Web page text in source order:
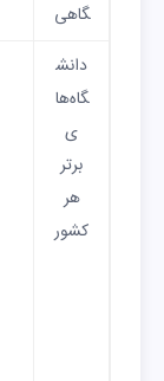
گاهی
دانش
گاه‌ها
ی
برتر
هر
کشور